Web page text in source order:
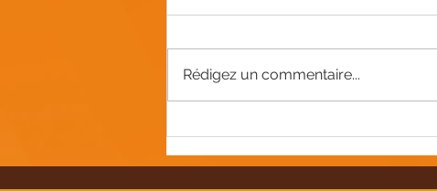
vintage dans l'Oise :
objets rétro et uniques
Rédigez un commentaire...